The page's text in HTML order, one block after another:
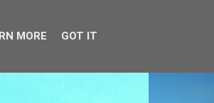
MORE GOT IT